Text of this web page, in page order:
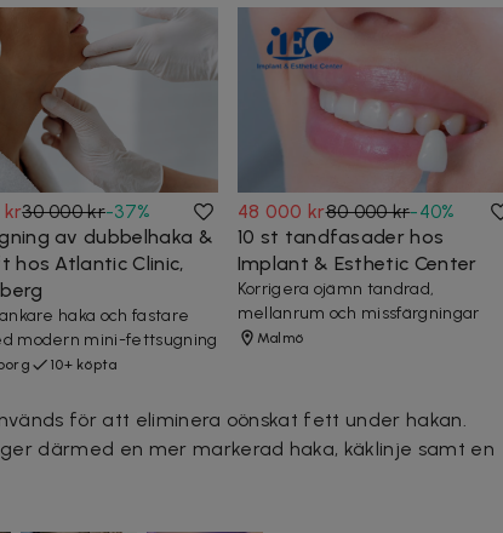
kr30 000 kr-37%
av dubbelhaka &
hos Atlantic Clinic,
haka och fastare
modern mini-fettsugning
10+ köpta
48 000 kr80 000 kr-40%
10 st tandfasader hos
Implant & Esthetic Center
Korrigera ojämn tandrad,
mellanrum och missfärgningar
Malmö
för att eliminera oönskat fett under hakan.
därmed en mer markerad haka, käklinje samt en